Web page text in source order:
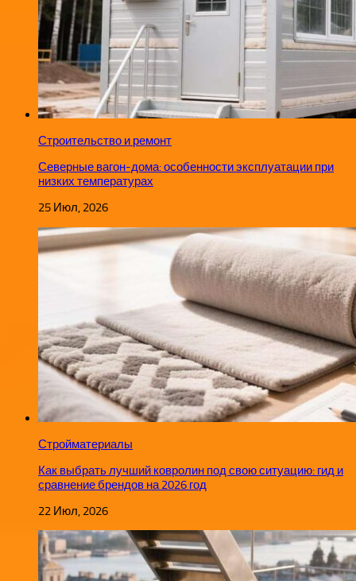
Строительство и ремонт
Северные вагон-дома: особенности эксплуатации при
низких температурах
25 Июл, 2026
Стройматериалы
Как выбрать лучший ковролин под свою ситуацию: гид и
сравнение брендов на 2026 год
22 Июл, 2026